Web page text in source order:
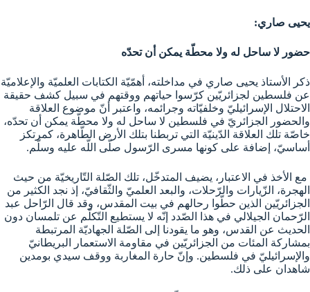
يحيى صاري:
حضور لا ساحل له ولا محطّة يمكن أن تحدّه
ذكر الأستاذ يحيى صاري في مداخلته، أهمّيّة الكتابات العلميّة والإعلاميّة
عن فلسطين لجزائريّين كرّسوا حياتهم ووقتهم في سبيل كشف حقيقة
الاحتلال الإسرائيليّ وخلفيّاته وجرائمه، واعتبر أنّ موضوع العلاقة
والحضور الجزائريّ في فلسطين لا ساحل له ولا محطّة يمكن أن تحدّه،
خاصّة تلك العلاقة الدّينيّة التي تربطنا بتلك الأرض الطّاهرة، كمرتكز
أساسيّ، إضافة على كونها مسرى الرّسول صلّى اللّه عليه وسلّم.
مع الأخذ في الاعتبار، يضيف المتدخّل، تلك الصّلة التّاريخيّة من حيث
الهجرة، الزّيارات والرّحلات، والبعد العلميّ والثّقافيّ، إذ نجد الكثير من
الجزائريّين الذين حطّوا رحالهم في بيت المقدس، وقد قال الرّاحل عبد
الرّحمان الجيلالي في هذا الصّدد إنّه لا يستطيع التّكلّم عن تلمسان دون
الحديث عن القدس، وهو ما يقودنا إلى الصّلة الجهاديّة المرتبطة
بمشاركة المئات من الجزائريّين في مقاومة الاستعمار البريطانيّ
والإسرائيليّ في فلسطين. وإنّ حارة المغاربة ووقف سيدي بومدين
شاهدان على ذلك.